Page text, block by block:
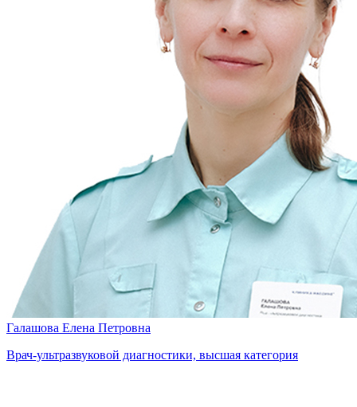
Галашова Елена Петровна
Врач-ультразвуковой диагностики, высшая категория